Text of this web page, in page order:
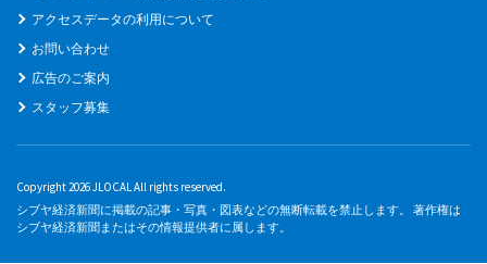
アクセスデータの利用について
お問い合わせ
広告のご案内
スタッフ募集
Copyright 2026 JLOCAL All rights reserved.
シブヤ経済新聞に掲載の記事・写真・図表などの無断転載を禁止します。 著作権は
シブヤ経済新聞またはその情報提供者に属します。